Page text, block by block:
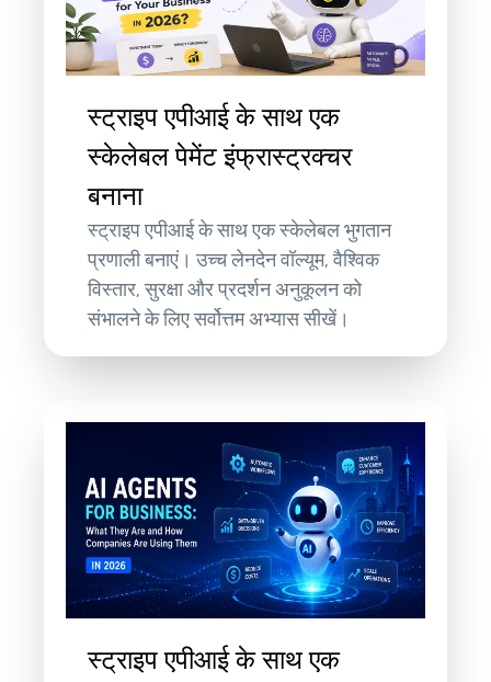
स्ट्राइप एपीआई के साथ एक
स्केलेबल पेमेंट इंफ्रास्ट्रक्चर
बनाना
स्ट्राइप एपीआई के साथ एक स्केलेबल भुगतान
प्रणाली बनाएं। उच्च लेनदेन वॉल्यूम, वैश्विक
विस्तार, सुरक्षा और प्रदर्शन अनुकूलन को
संभालने के लिए सर्वोत्तम अभ्यास सीखें।
स्ट्राइप एपीआई के साथ एक